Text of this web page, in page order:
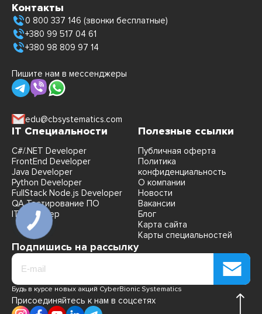
Контакты
0 800 337 146 (звонки бесплатные)
+380 99 517 04 61
+380 98 809 97 14
Пишите нам в мессенджеры
edu@cbsystematics.com
IT Специальности
C#/.NET Developer
FrontEnd Developer
Java Developer
Python Developer
FullStack Node.js Developer
QA Тестирование ПО
IT Рекрутер
Полезные ссылки
Публичная оферта
Политика
конфиденциальность
О компании
Новости
Вакансии
Блог
Карта сайта
Карты специальностей
Подпишись на рассылку
Будь в курсе новых акций CyberBionic Systematics
Присоединяйтесь к нам в соцсетях